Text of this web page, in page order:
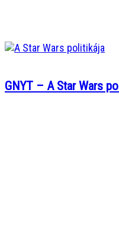
GNYT – A Star Wars